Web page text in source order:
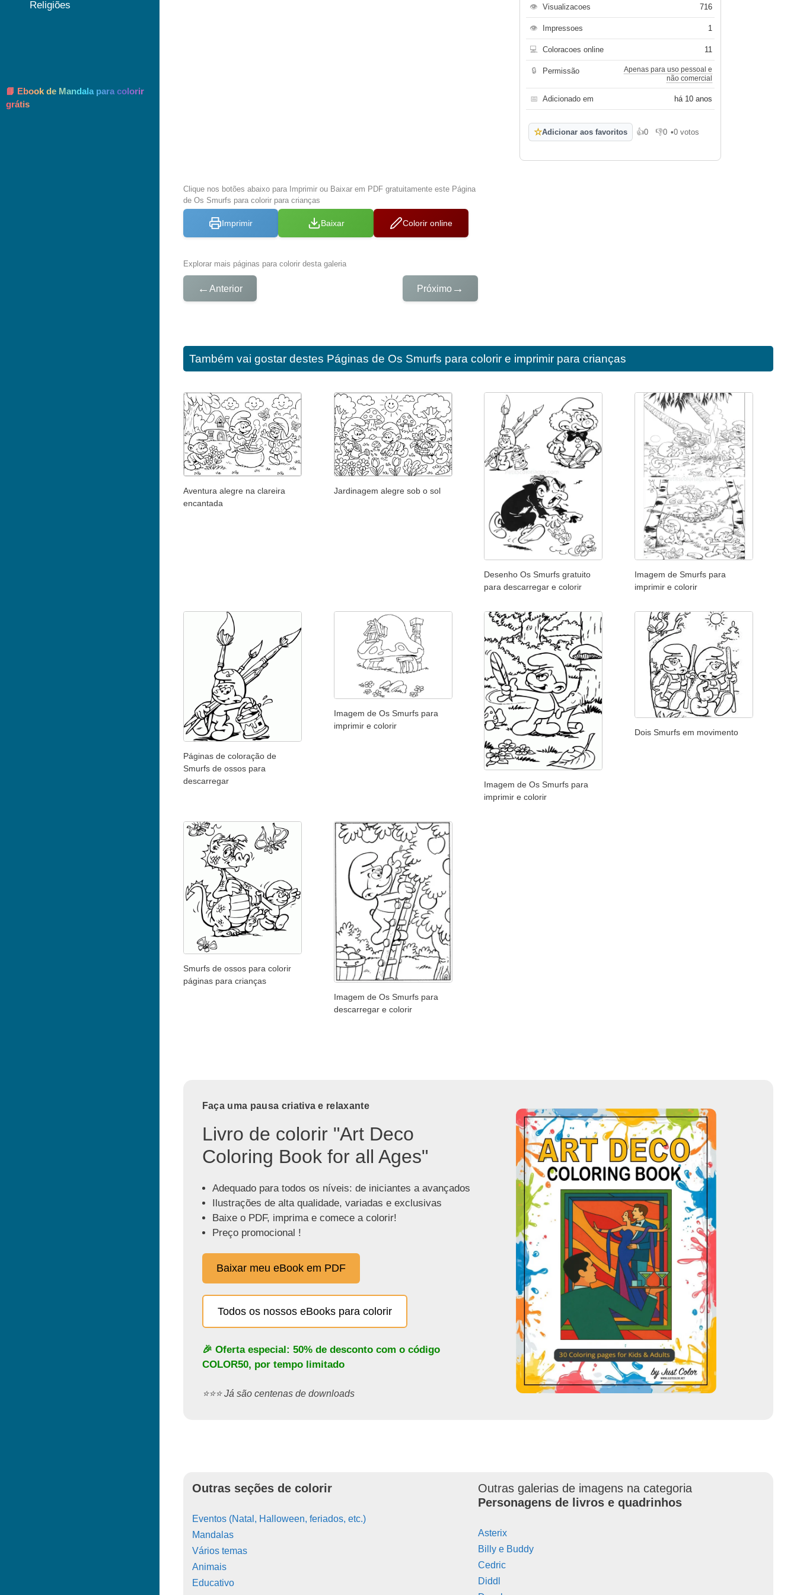
Clique nos botões abaixo para Imprimir ou Baixar em PDF gratuitamente este Página
de Os Smurfs para colorir para crianças
Imprimir Baixar Colorir online
Explorar mais páginas para colorir desta galeria
← Anterior Próximo →
👁 Visualizacoes 716
👁 Impressoes 1
💻 Coloracoes online 11
🔒 Permissão
Apenas para uso pessoal e
não comercial
📅 Adicionado em há 10 anos
☆Adicionar aos favoritos 👍0
Gosto 👎0
Não gosto
•0 votos
Também vai gostar destes Páginas de Os Smurfs para colorir e imprimir para crianças
Aventura alegre na clareira
encantada
Jardinagem alegre sob o sol
Desenho Os Smurfs gratuito
para descarregar e colorir
Imagem de Smurfs para
imprimir e colorir
Páginas de coloração de
Smurfs de ossos para
descarregar
Imagem de Os Smurfs para
imprimir e colorir
Imagem de Os Smurfs para
imprimir e colorir
Dois Smurfs em movimento
Smurfs de ossos para colorir
páginas para crianças
Imagem de Os Smurfs para
descarregar e colorir
Faça uma pausa criativa e relaxante
Livro de colorir "Art Deco
Coloring Book for all Ages"
Adequado para todos os níveis: de iniciantes a avançados
Ilustrações de alta qualidade, variadas e exclusivas
Baixe o PDF, imprima e comece a colorir!
Preço promocional !
Baixar meu eBook em PDF
Todos os nossos eBooks para colorir
🎉 Oferta especial: 50% de desconto com o código
COLOR50, por tempo limitado
⭐️⭐️⭐️ Já são centenas de downloads
Outras seções de colorir
Eventos (Natal, Halloween, feriados, etc.)
Mandalas
Vários temas
Animais
Educativo
Outras galerias de imagens na categoria
Personagens de livros e quadrinhos
Asterix
Billy e Buddy
Cedric
Diddl
Religiões
📘 Ebook de Mandala para colorir
grátis